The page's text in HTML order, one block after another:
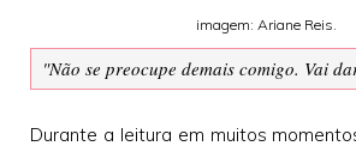
imagem: Ariane Reis.
"Não se preocupe demais comigo. Vai
Durante a leitura em muitos